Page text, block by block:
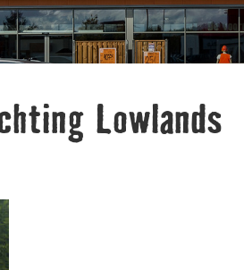
Lowlands